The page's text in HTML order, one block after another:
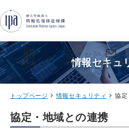
目的別 検索 お問い合わせ
情報セキュ
トップページ 情報セキュリティ 協定
協定・地域との連携